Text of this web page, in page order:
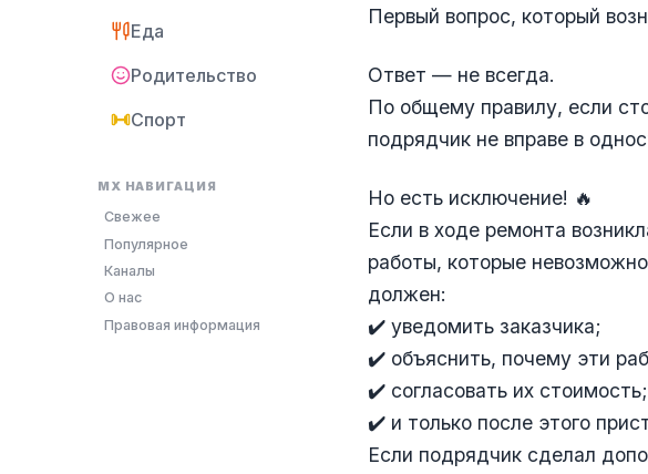
Еда
Родительство
Спорт
MX НАВИГАЦИЯ
Свежее
Популярное
Каналы
О нас
Правовая информация
Первый вопрос, который
Ответ — не всегда.
По общему правилу, если
подрядчик не вправе в
Но есть исключение! 🔥
Если в ходе ремонта
работы, которые
должен:
✔️ уведомить заказчика;
✔️ объяснить, почему эти
✔️ согласовать их стоимость;
✔️ и только после этого
Если подрядчик сделал